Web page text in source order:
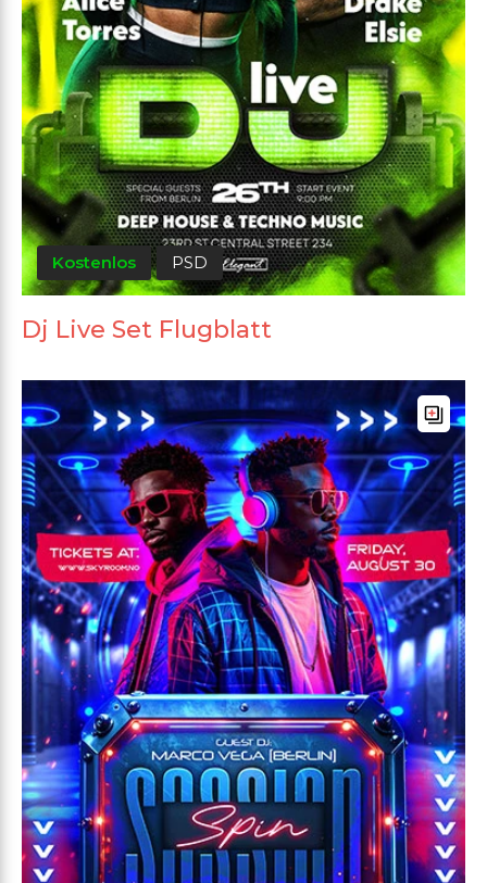
Kostenlos PSD
Dj Live Set Flugblatt